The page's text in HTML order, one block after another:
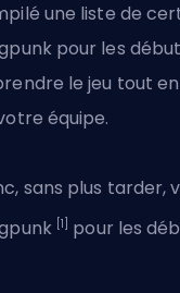
une liste de
pour les
le jeu tout
équipe.
sans plus tarder,
[1] pour les